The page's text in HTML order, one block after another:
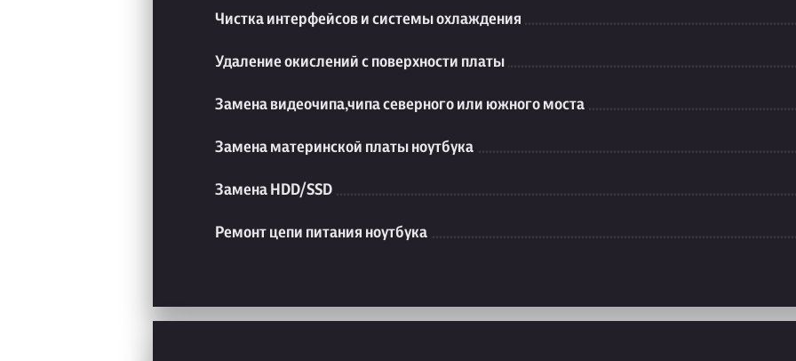
Чистка интерфейсов и системы охлаждения
Удаление окислений с поверхности платы
Замена видеочипа,чипа северного или южного моста
Замена материнской платы ноутбука
Замена HDD/SSD
Ремонт цепи питания ноутбука